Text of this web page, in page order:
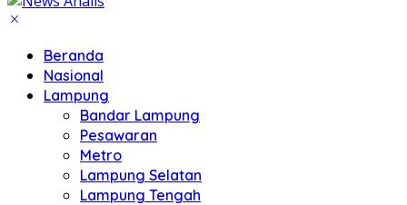
Beranda
Nasional
Lampung
Bandar Lampung
Pesawaran
Metro
Lampung Selatan
Lampung Tengah